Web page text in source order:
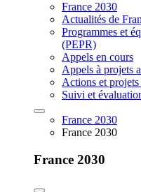
France 2030
Actualités de
Programmes et
(PEPR)
Appels en cours
Appels à projets
Actions et
Suivi et
France 2030
France 2030
France 2030